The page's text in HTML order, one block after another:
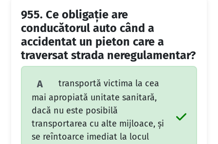
955. Ce obligaţie are
conducătorul auto când a
accidentat un pieton care a
traversat strada neregulamentar?
A
transportă victima la cea
mai apropiată unitate sanitară,
dacă nu este posibilă
transportarea cu alte mijloace, şi
se reîntoarce imediat la locul